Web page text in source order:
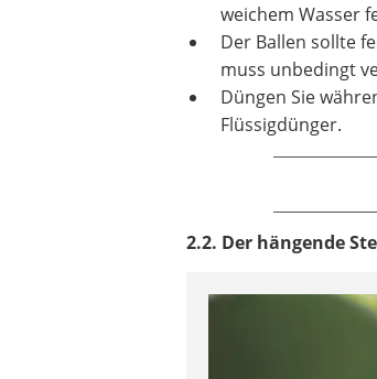
weichem Wasser
Der Ballen sollte
muss unbedingt
Düngen Sie
Flüssigdünger.
2.2. Der hängende